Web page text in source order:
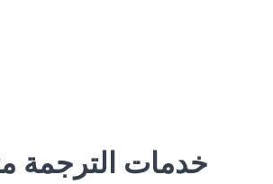
خدمات الترجمة